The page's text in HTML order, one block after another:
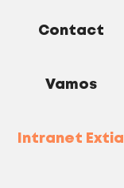
Contact
Vamos
Intranet Extia